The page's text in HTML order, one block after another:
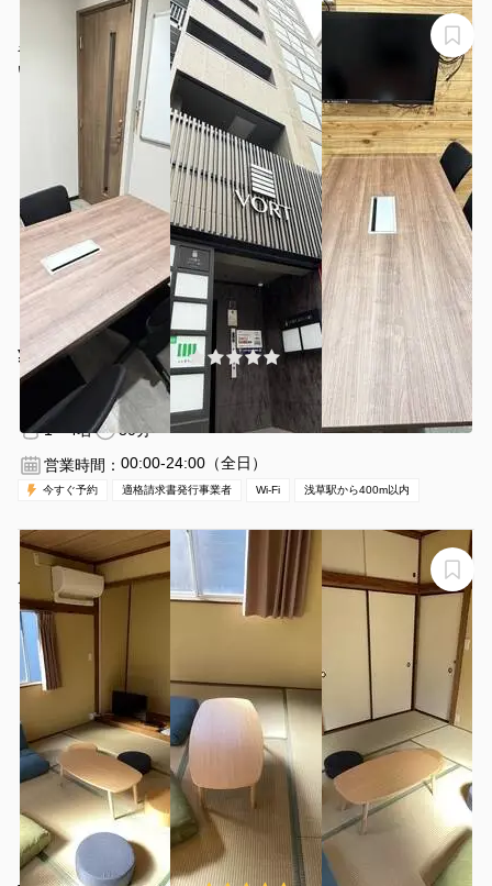
【浅草駅から徒歩1分】モニター・フリードリンク付き4
名会議室（Room D）
いいオフィス浅草Room D
¥880 〜 ¥880 /時間
(0件)
浅草駅 徒歩1
分
東京都台東区雷門東京都台東区雷門2丁目19-
16
1〜4名
30分〜
営業時間： 00:00-24:00（全日）
今すぐ予約 適格請求書発行事業者 Wi-Fi 浅草駅から400m以内
【錦糸町駅 徒歩2分】まったり過ごせる和室レンタルス
ペース♪ランドプレイス錦糸町C和室☆★Wi-Fi無料♪パー
ティー、各種教室、撮影会等にぜひご利用ください♪
ランドプレイス錦糸町C和室